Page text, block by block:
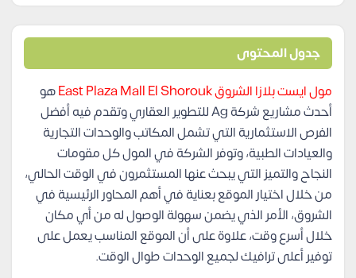
جدول المحتوى
مول ايست بلازا الشروق East Plaza Mall El Shorouk
هو
أحدث مشاريع شركة Ag للتطوير العقاري وتقدم فيه أفضل
الفرص الاستثمارية التي تشمل المكاتب والوحدات التجارية
والعيادات الطبية، وتوفر الشركة في المول كل مقومات
النجاح والتميز التي يبحث عنها المستثمرون في الوقت الحالي،
من خلال اختيار الموقع بعناية في أهم المحاور الرئيسية في
الشروق، الأمر الذي يضمن سهولة الوصول له من أي مكان
خلال أسرع وقت، علاوة على أن الموقع المناسب يعمل على
توفير أعلى ترافيك لجميع الوحدات طوال الوقت.